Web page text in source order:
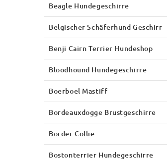
Beagle Hundegeschirre
Belgischer Schäferhund Geschirr
Benji Cairn Terrier Hundeshop
Bloodhound Hundegeschirre
Boerboel Mastiff
Bordeauxdogge Brustgeschirre
Border Collie
Bostonterrier Hundegeschirre